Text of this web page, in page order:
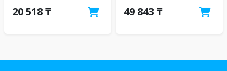
20 518 ₸ 49 843 ₸